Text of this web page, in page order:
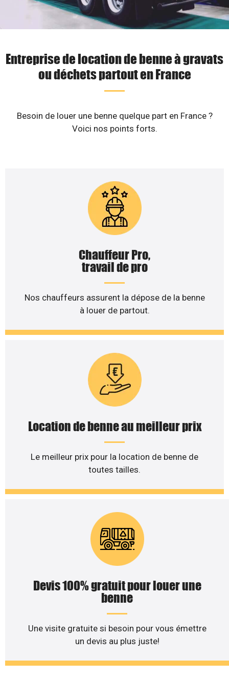
Entreprise de location de benne à gravats
ou déchets partout en France
Besoin de louer une benne quelque part en France ?
Voici nos points forts.
Chauffeur Pro,
travail de pro
Nos chauffeurs assurent la dépose de la benne
à louer de partout.
Location de benne au meilleur prix
Le meilleur prix pour la location de benne de
toutes tailles.
Devis 100% gratuit pour louer une
benne
Une visite gratuite si besoin pour vous émettre
un devis au plus juste!